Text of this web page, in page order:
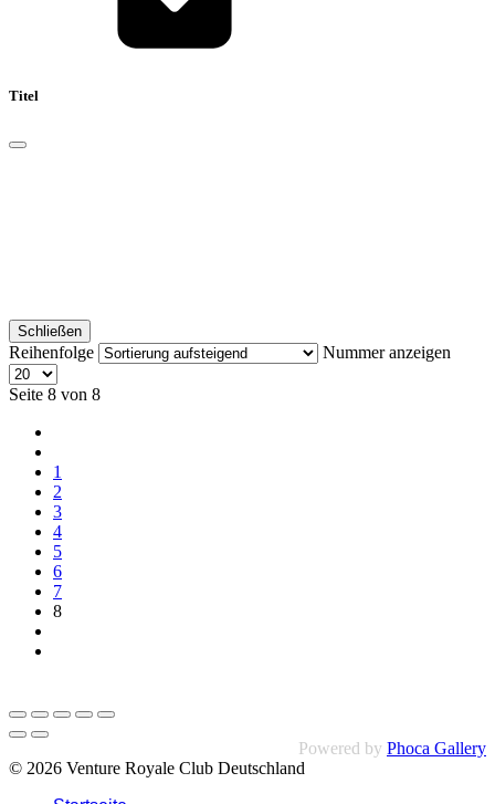
Titel
Schließen
Reihenfolge Nummer anzeigen
Seite 8 von 8
1
2
3
4
5
6
7
8
Powered by Phoca Gallery
© 2026 Venture Royale Club Deutschland